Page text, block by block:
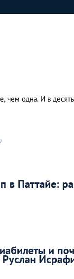
чем одна. И в
Паттайе:
и